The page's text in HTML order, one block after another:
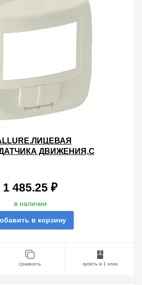
ДВИЖЕНИЯ,С
1 485.25 ₽
в наличии
в корзину
сравнить купить в 1 клик